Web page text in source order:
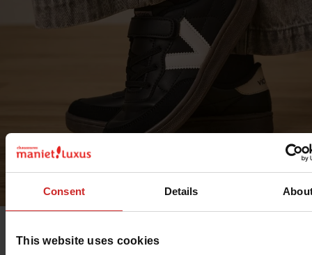
Consent Details
This website uses cookies
BASKETS VICTORIA FILLE